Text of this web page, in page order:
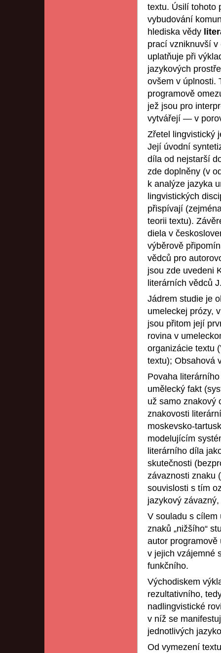
textu. Úsilí tohoto
vybudování
hlediska vědy
prací vzniknuvší v
uplatňuje při
jazykových
ovšem v úplnosti.
programově
jež jsou pro
vytvářejí — v
Zřetel lingvistický
Její úvodní
díla od nejstarší
zde doplněny (v
k analýze jazyka
lingvistických
přispívají
teorii textu).
diela v
výběrově
vědců pro
jsou zde uvedeni
literárních vědců
Jádrem studie je
umeleckej prózy,
jsou přitom její
rovina v
organizácie textu
textu); Obsahová
Povaha
umělecký fakt
už samo znakový
znakovosti
moskevsko-
modelujícím
literárního díla
skutečnosti
závaznosti znaku
souvislosti s tím
jazykový
V souladu s cílem
znaků „nižšího“
autor
v jejich vzájemné
funkčního.
Východiskem
rezultativního,
nadlingvistické
v níž se
jednotlivých
Od vymezení